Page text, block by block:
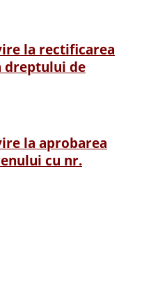
la rectificarea
de
la aprobarea
cu nr.